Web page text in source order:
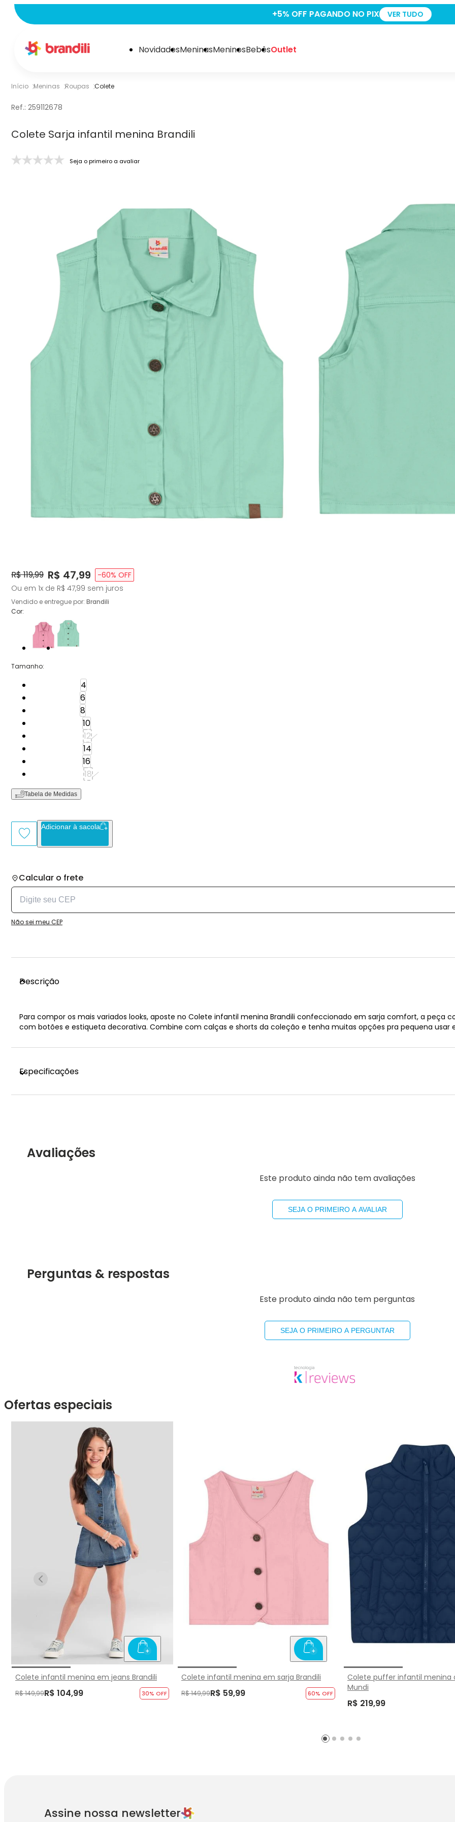
+5% OFF PAGANDO NO PIX VER TUDO
NovidadesMeninasMeninosBebêsOutlet
Início Meninas Roupas Colete
Ref.: 259112678
Colete Sarja infantil menina Brandili
Seja o primeiro a avaliar
Original Price:
R$ 119,99 Price:
R$ 47,99 -60% OFF
Ou em 1x de R$ 47,99 sem juros
Vendido e entregue por: Brandili
Cor:
Tamanho:
4
6
8
10
12
14
16
18
Tabela de Medidas
Adicionar à sacola
Calcular o frete
Não sei meu CEP
Descrição
Para compor os mais variados looks, aposte no Colete infantil menina Brandili confeccionado em sarja comfort, a peça
com botões e estiqueta decorativa. Combine com calças e shorts da coleção e tenha muitas opções pra pequena usar
Especificações
Avaliações
Este produto ainda não tem avaliações
SEJA O PRIMEIRO A AVALIAR
Perguntas & respostas
Este produto ainda não tem perguntas
SEJA O PRIMEIRO A PERGUNTAR
Ofertas especiais
Colete infantil menina em jeans Brandili
R$ 149,99R$ 104,99 30% OFF
Colete infantil menina em sarja Brandili
R$ 149,99R$ 59,99 60% OFF
Colete puffer infantil menina
Mundi
R$ 219,99